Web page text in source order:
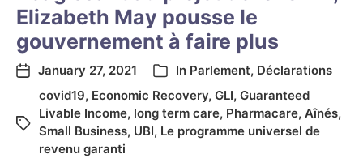
Elizabeth May pousse le
gouvernement à faire plus
January 27, 2021 In Parlement, Déclarations
covid19, Economic Recovery, GLI, Guaranteed
Livable Income, long term care, Pharmacare, Aînés,
Small Business, UBI, Le programme universel de
revenu garanti